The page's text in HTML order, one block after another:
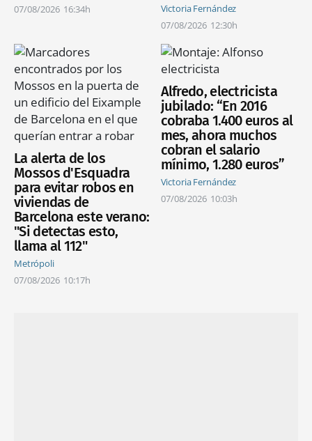
07/08/2026 16:34h
Victoria Fernández
07/08/2026 12:30h
La alerta de los
Mossos d'Esquadra
para evitar robos en
viviendas de
Barcelona este verano:
"Si detectas esto,
llama al 112"
Metrópoli
07/08/2026 10:17h
Alfredo, electricista
jubilado: “En 2016
cobraba 1.400 euros al
mes, ahora muchos
cobran el salario
mínimo, 1.280 euros”
Victoria Fernández
07/08/2026 10:03h